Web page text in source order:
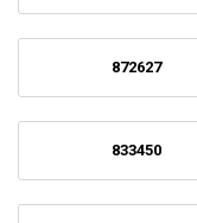
872627
833450